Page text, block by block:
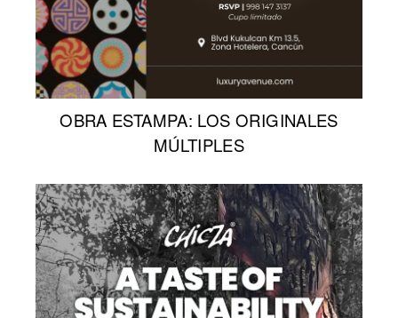
OBRA ESTAMPA: LOS ORIGINALES
MÚLTIPLES